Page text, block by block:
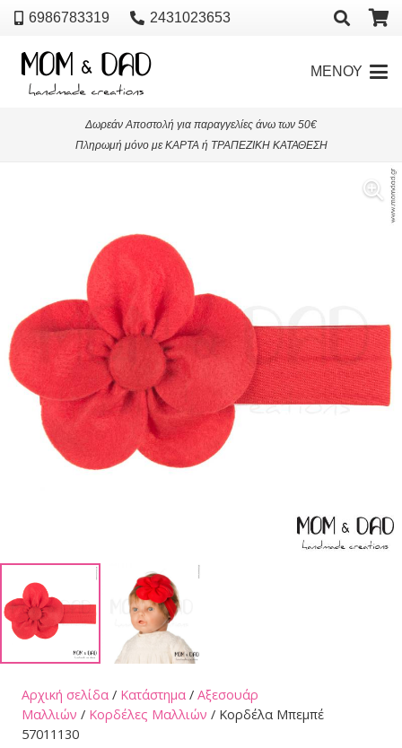
6986783319 2431023653
ΜΕΝΟΥ
Δωρεάν Αποστολή για παραγγελίες άνω των 50€
Πληρωμή μόνο με ΚΑΡΤΑ ή ΤΡΑΠΕΖΙΚΗ ΚΑΤΑΘΕΣΗ
Αρχική σελίδα / Κατάστημα / Αξεσουάρ
Μαλλιών / Κορδέλες Μαλλιών / Κορδέλα Μπεμπέ
57011130